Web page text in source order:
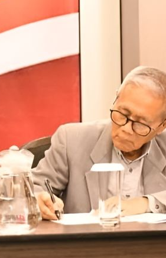
Joanna Alexandra
Neraca RI
Miliar pada Juni
August 3, 2026